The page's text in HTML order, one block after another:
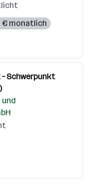
€ monatlich
Schwerpunkt
und